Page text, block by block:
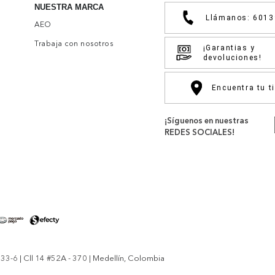
NUESTRA MARCA
AEO
Trabaja con nosotros
Llámanos:
¡Garantias y
devoluciones!
Encuentra tu
¡Síguenos en nuestras
REDES SOCIALES!
6 | Cll 14 #52A - 370 | Medellín, Colombia